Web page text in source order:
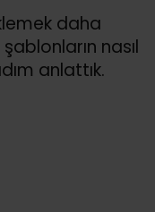
daha
nasıl
anlattık.